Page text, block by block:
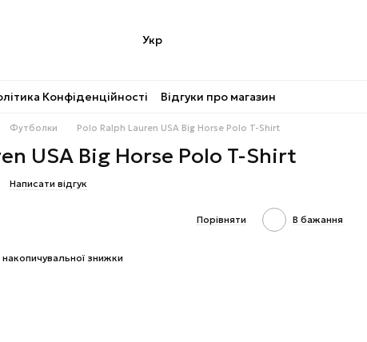
Укр
Конфіденційності Відгуки про магазин
Футболки Polo Ralph Lauren USA Big Horse Polo T-Shirt
USA Big Horse Polo T-Shirt
Написати відгук
Порівняти В бажання
знижки